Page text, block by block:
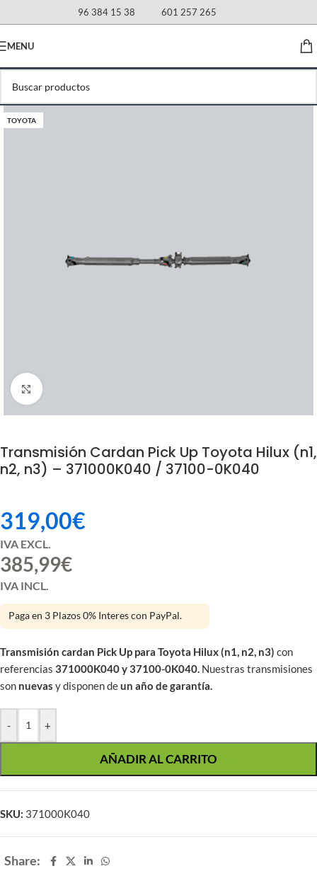
96 384 15 38 601 257 265
MENU
TOYOTA
Click to enlarge
Transmisión Cardan Pick Up Toyota Hilux (n1,
n2, n3) – 371000K040 / 37100-0K040
319,00€
IVA EXCL.
385,99€
IVA INCL.
Paga en 3 Plazos 0% Interes con PayPal.
Transmisión cardan Pick Up para Toyota Hilux (n1, n2, n3) con
referencias 371000K040 y 37100-0K040. Nuestras transmisiones
son nuevas y disponen deun año de garantía.
- +
AÑADIR AL CARRITO
SKU: 371000K040
Share: